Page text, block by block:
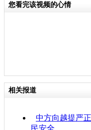
您看完该视频的心情
相关报道
中方向越提严
民安全